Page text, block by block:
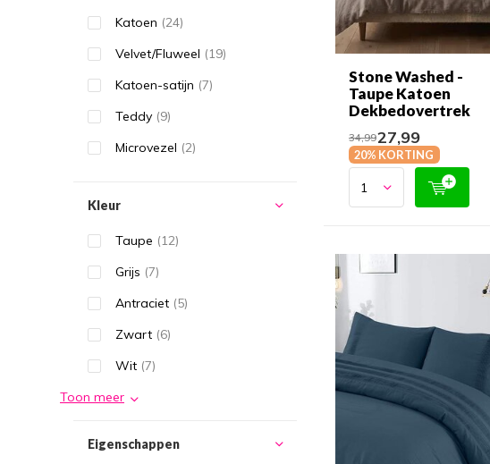
Stone Washed -
Taupe Katoen
Dekbedovertrek
34,9927,99
20% KORTING
Katoen (24)
Velvet/Fluweel (19)
Katoen-satijn (7)
Teddy (9)
Microvezel (2)
Kleur
Taupe (12)
Grijs (7)
Antraciet (5)
Zwart (6)
Wit (7)
Toon meer
Eigenschappen